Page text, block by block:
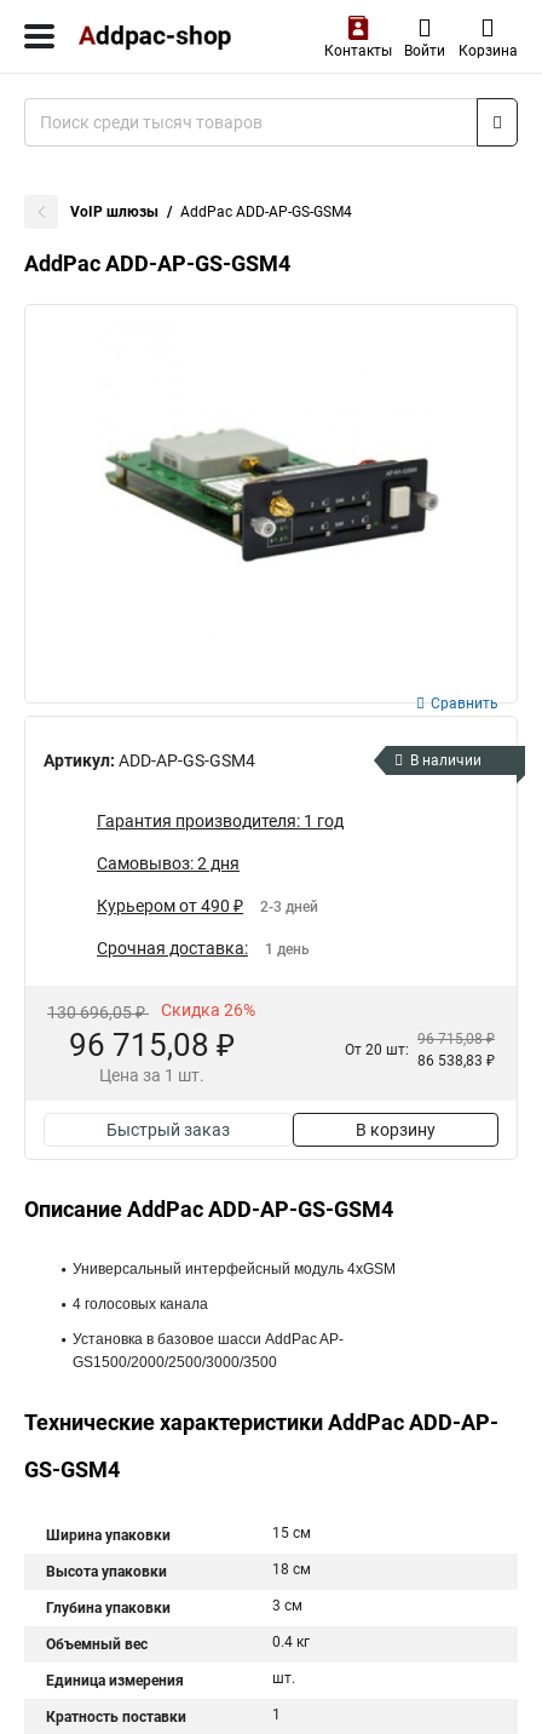
Контакты Войти Корзина
VoIP шлюзы AddPac ADD-AP-GS-GSM4
AddPac ADD-AP-GS-GSM4
Артикул: ADD-AP-GS-GSM4
Сравнить
В наличии
Гарантия производителя: 1 год
Самовывоз: 2 дня
Курьером от 490 ₽ 2-3 дней
Срочная доставка: 1 день
130 696,05 ₽ Скидка 26%
96 715,08 ₽
Цена за 1 шт.
От 20 шт:
96 715,08 ₽
86 538,83 ₽
Быстрый заказ В корзину
Описание AddPac ADD-AP-GS-GSM4
Универсальный интерфейсный модуль 4xGSM
4 голосовых канала
Установка в базовое шасси AddPac AP-
GS1500/2000/2500/3000/3500
Технические характеристики AddPac ADD-AP-
GS-GSM4
Ширина упаковки 15 см
Высота упаковки 18 см
Глубина упаковки 3 см
Объемный вес 0.4 кг
Единица измерения шт.
Кратность поставки 1